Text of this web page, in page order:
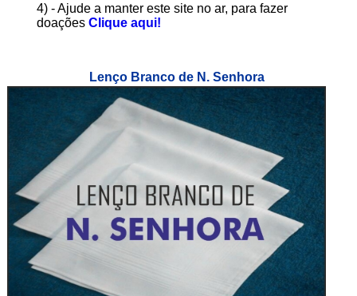
4) - Ajude a manter este site no ar, para fazer
doações Clique aqui!
Lenço Branco de N. Senhora